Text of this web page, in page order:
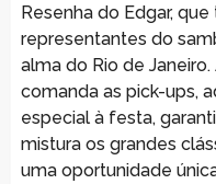
Resenha do Edgar,
representantes do
alma do Rio de
comanda as pick-ups,
especial à festa,
mistura os grandes
uma oportunidade